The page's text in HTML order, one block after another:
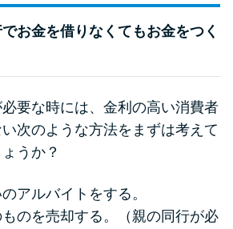
お金を借りなくてもお金をつく
要な時には、金利の高い消費者
次のような方法をまずは考えて
うか？
アルバイトをする。
のを売却する。（親の同行が必